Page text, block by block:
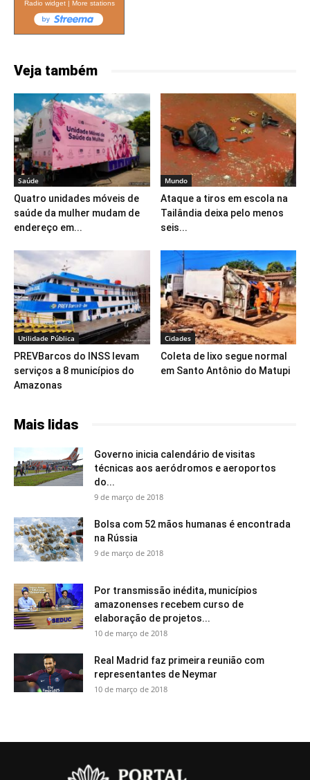
Radio widget| More stations
Veja também
Saúde
Quatro unidades móveis de
saúde da mulher mudam de
endereço em...
Mundo
Ataque a tiros em escola na
Tailândia deixa pelo menos
seis...
Utilidade Pública
PREVBarcos do INSS levam
serviços a 8 municípios do
Amazonas
Cidades
Coleta de lixo segue normal
em Santo Antônio do Matupi
Mais lidas
Governo inicia calendário de visitas
técnicas aos aeródromos e aeroportos
do...
9 de março de 2018
Bolsa com 52 mãos humanas é encontrada
na Rússia
9 de março de 2018
Por transmissão inédita, municípios
amazonenses recebem curso de
elaboração de projetos...
10 de março de 2018
Real Madrid faz primeira reunião com
representantes de Neymar
10 de março de 2018